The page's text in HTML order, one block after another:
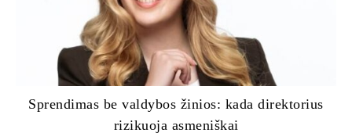
Sprendimas be valdybos žinios: kada direktorius
rizikuoja asmeniškai